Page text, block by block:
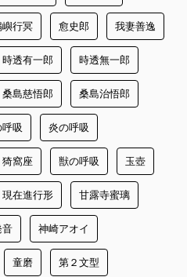
嶼行冥 愈史郎 我妻善逸
時透有一郎 時透無一郎
桑島慈悟郎 桑島治悟郎
吸 炎の呼吸
猗窩座 獣の呼吸 玉壺
現在進行形 甘露寺蜜璃
音 神崎アオイ
童磨 第２文型